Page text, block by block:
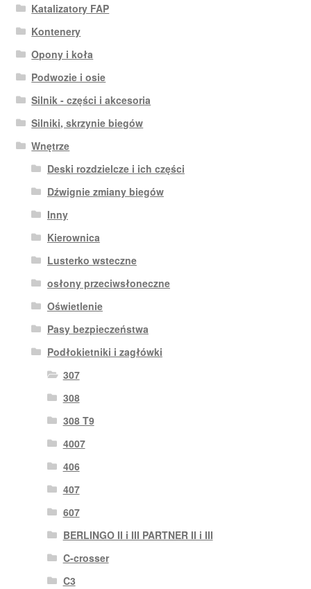
Katalizatory FAP
Kontenery
Opony i koła
Podwozie i osie
Silnik - części i akcesoria
Silniki, skrzynie biegów
Wnętrze
Deski rozdzielcze i ich części
Dźwignie zmiany biegów
Inny
Kierownica
Lusterko wsteczne
osłony przeciwsłoneczne
Oświetlenie
Pasy bezpieczeństwa
Podłokietniki i zagłówki
307
308
308 T9
4007
406
407
607
BERLINGO II i III PARTNER II i III
C-crosser
C3